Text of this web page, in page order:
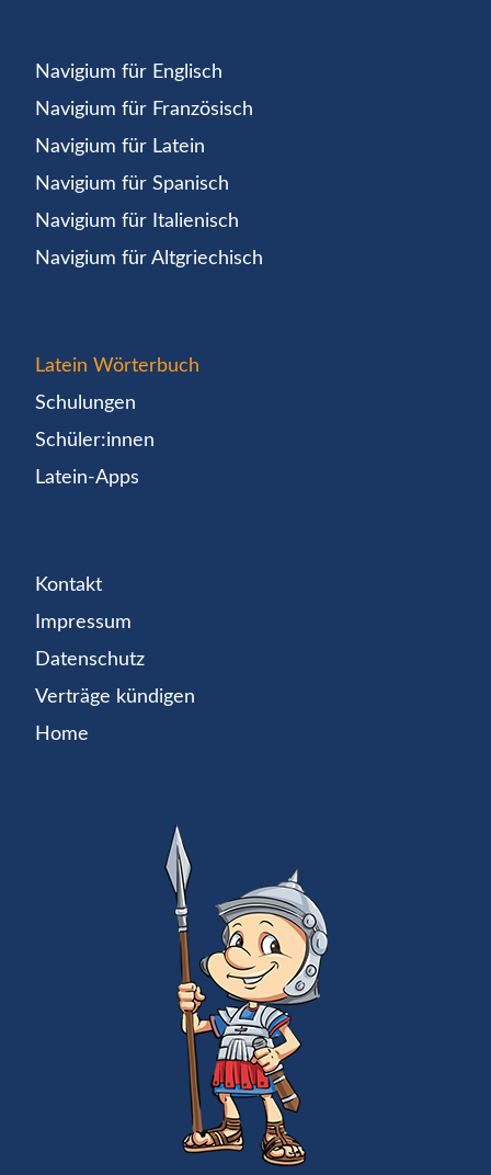
Navigium für Englisch
Navigium für Französisch
Navigium für Latein
Navigium für Spanisch
Navigium für Italienisch
Navigium für Altgriechisch
Latein Wörterbuch
Schulungen
Schüler:innen
Latein-Apps
Kontakt
Impressum
Datenschutz
Verträge kündigen
Home